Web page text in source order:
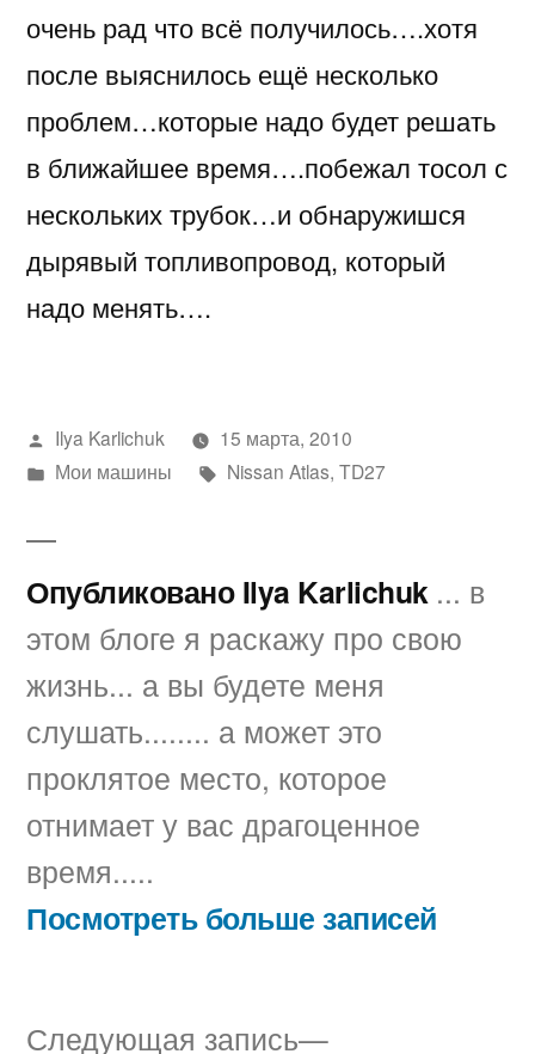
очень рад что всё получилось….хотя
после выяснилось ещё несколько
проблем…которые надо будет решать
в ближайшее время….побежал тосол с
нескольких трубок…и обнаружишся
дырявый топливопровод, который
надо менять….
Написано
автором
Ilya Karlichuk
15 марта, 2010
Написано
Мои машины Метки:
Nissan Atlas, TD27
Опубликовано Ilya Karlichuk ... в
этом блоге я раскажу про свою
жизнь... а вы будете меня
слушать........ а может это
проклятое место, которое
отнимает у вас драгоценное
время.....
Посмотреть больше записей
Следующая запись
Следующая